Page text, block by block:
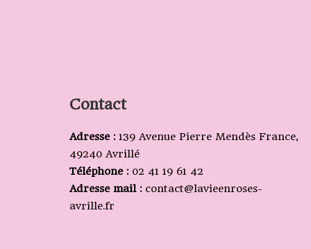
Contact
Adresse : 139 Avenue Pierre Mendès France,
49240 Avrillé
Téléphone : 02 41 19 61 42
Adresse mail : contact@lavieenroses-
avrille.fr